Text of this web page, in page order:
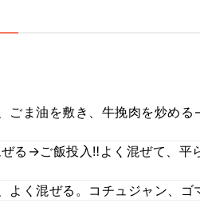
ごま油を敷き、牛挽肉を炒める
る→ご飯投入‼️よく混ぜて、平
よく混ぜる。コチュジャン、ゴ